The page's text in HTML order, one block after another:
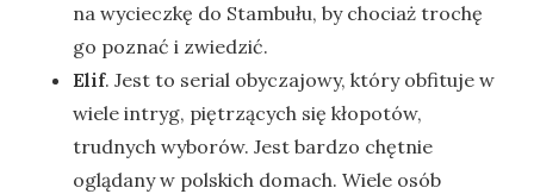
na wycieczkę do Stambułu, by chociaż trochę
go poznać i zwiedzić.
Elif. Jest to serial obyczajowy, który obfituje w
wiele intryg, piętrzących się kłopotów,
trudnych wyborów. Jest bardzo chętnie
oglądany w polskich domach. Wiele osób